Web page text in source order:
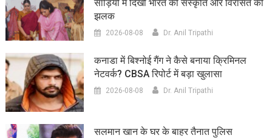
साड़ियों में दिखी भारत की संस्कृति और विरासत की
झलक
2026-08-08 Dr. Anil Tripathi
कनाडा में बिश्नोई गैंग ने कैसे बनाया क्रिमिनल
नेटवर्क? CBSA रिपोर्ट में बड़ा खुलासा
2026-08-08 Dr. Anil Tripathi
सलमान खान के घर के बाहर तैनात पुलिस